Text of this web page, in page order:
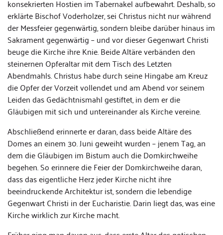
konsekrierten Hostien im Tabernakel aufbewahrt. Deshalb, so
erklärte Bischof Voderholzer, sei Christus nicht nur während
der Messfeier gegenwärtig, sondern bleibe darüber hinaus im
Sakrament gegenwärtig – und vor dieser Gegenwart Christi
beuge die Kirche ihre Knie. Beide Altäre verbänden den
steinernen Opferaltar mit dem Tisch des Letzten
Abendmahls. Christus habe durch seine Hingabe am Kreuz
die Opfer der Vorzeit vollendet und am Abend vor seinem
Leiden das Gedächtnismahl gestiftet, in dem er die
Gläubigen mit sich und untereinander als Kirche vereine.
Abschließend erinnerte er daran, dass beide Altäre des
Domes an einem 30. Juni geweiht wurden – jenem Tag, an
dem die Gläubigen im Bistum auch die Domkirchweihe
begehen. So erinnere die Feier der Domkirchweihe daran,
dass das eigentliche Herz jeder Kirche nicht ihre
beeindruckende Architektur ist, sondern die lebendige
Gegenwart Christi in der Eucharistie. Darin liegt das, was eine
Kirche wirklich zur Kirche macht.